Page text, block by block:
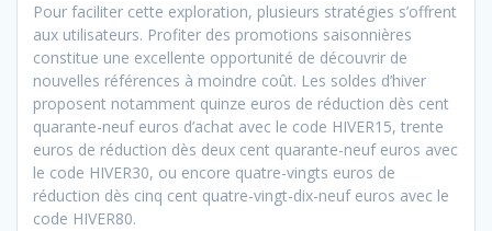
Pour faciliter cette exploration, plusieurs stratégies s’offrent
aux utilisateurs. Profiter des promotions saisonnières
constitue une excellente opportunité de découvrir de
nouvelles références à moindre coût. Les soldes d’hiver
proposent notamment quinze euros de réduction dès cent
quarante-neuf euros d’achat avec le code HIVER15, trente
euros de réduction dès deux cent quarante-neuf euros avec
le code HIVER30, ou encore quatre-vingts euros de
réduction dès cinq cent quatre-vingt-dix-neuf euros avec le
code HIVER80.